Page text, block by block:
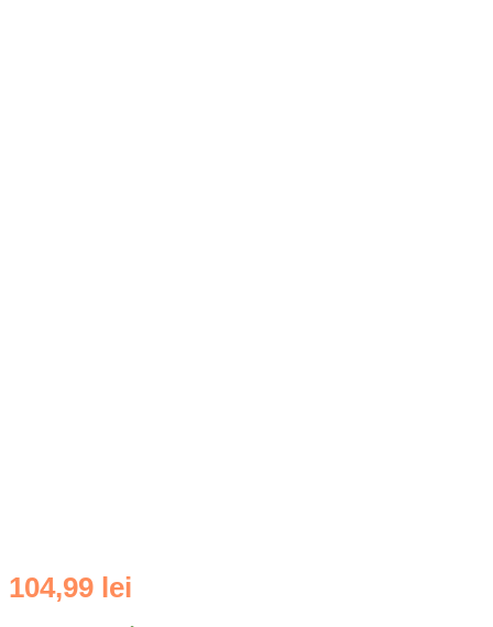
104,99 lei
Folie